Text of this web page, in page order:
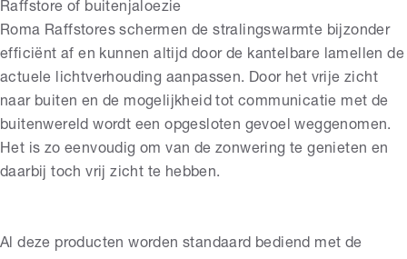
Raffstore of buitenjaloezie
Roma Raffstores schermen de stralingswarmte bijzonder
efficiënt af en kunnen altijd door de kantelbare lamellen de
actuele lichtverhouding aanpassen. Door het vrije zicht
naar buiten en de mogelijkheid tot communicatie met de
buitenwereld wordt een opgesloten gevoel weggenomen.
Het is zo eenvoudig om van de zonwering te genieten en
daarbij toch vrij zicht te hebben.
Al deze producten worden standaard bediend met de